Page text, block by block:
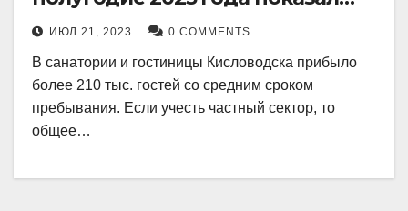
рекордный рост в 21 процент.
ИЮЛ 21, 2023 0 COMMENTS
В санатории и гостиницы Кисловодска прибыло
более 210 тыс. гостей со средним сроком
пребывания. Если учесть частный сектор, то
общее…